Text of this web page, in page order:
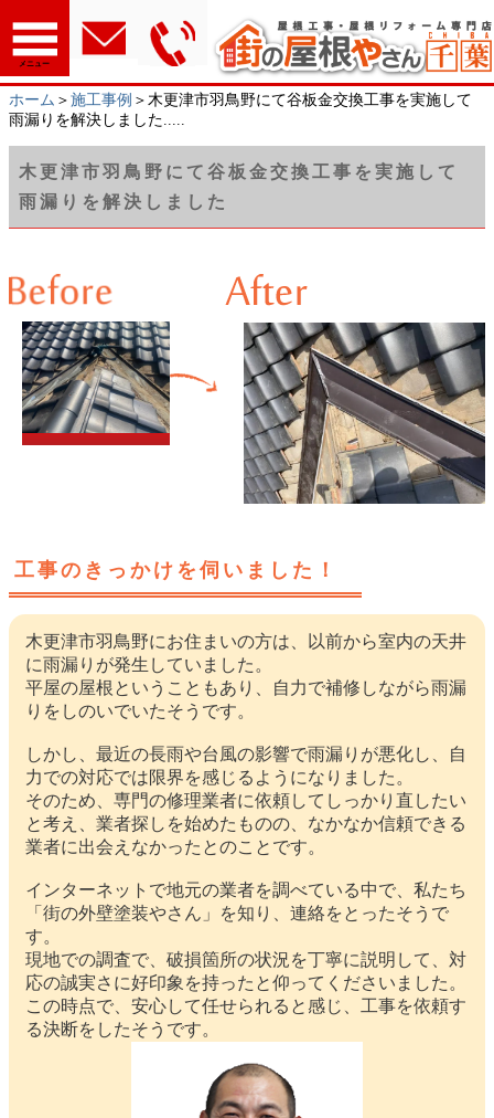
メニュー
ホーム ＞ 施工事例 ＞木更津市羽鳥野にて谷板金交換工事を実施して
雨漏りを解決しました.....
木更津市羽鳥野にて谷板金交換工事を実施して
雨漏りを解決しました
工事のきっかけを伺いました！
木更津市羽鳥野にお住まいの方は、以前から室内の天井
に雨漏りが発生していました。
平屋の屋根ということもあり、自力で補修しながら雨漏
りをしのいでいたそうです。
しかし、最近の長雨や台風の影響で雨漏りが悪化し、自
力での対応では限界を感じるようになりました。
そのため、専門の修理業者に依頼してしっかり直したい
と考え、業者探しを始めたものの、なかなか信頼できる
業者に出会えなかったとのことです。
インターネットで地元の業者を調べている中で、私たち
「街の外壁塗装やさん」を知り、連絡をとったそうで
す。
現地での調査で、破損箇所の状況を丁寧に説明して、対
応の誠実さに好印象を持ったと仰ってくださいました。
この時点で、安心して任せられると感じ、工事を依頼す
る決断をしたそうです。